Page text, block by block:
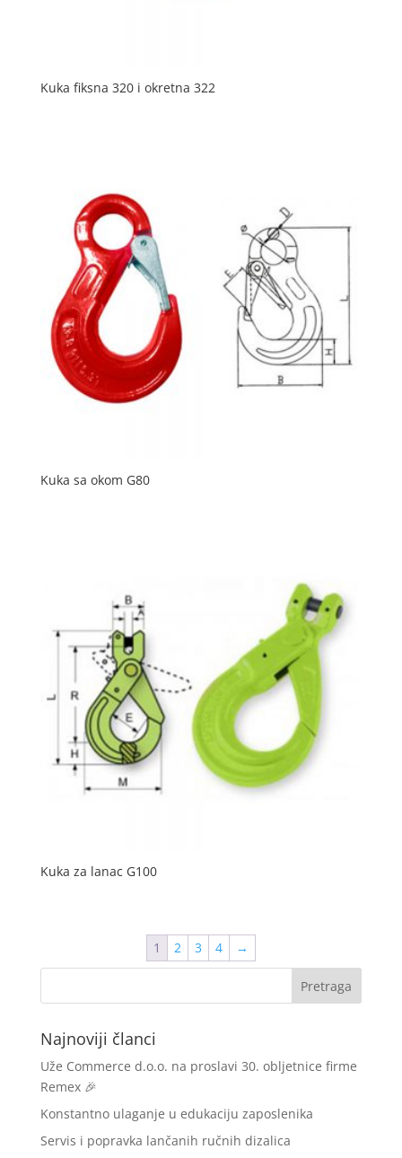
Kuka fiksna 320 i okretna 322
Kuka sa okom G80
Kuka za lanac G100
1 2 3 4 →
Najnoviji članci
Uže Commerce d.o.o. na proslavi 30. obljetnice firme
Remex 🎉
Konstantno ulaganje u edukaciju zaposlenika
Servis i popravka lančanih ručnih dizalica